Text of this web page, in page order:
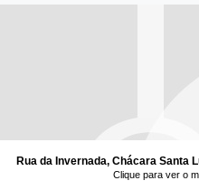
Rua da Invernada, Chácara Santa
Clique para ver o